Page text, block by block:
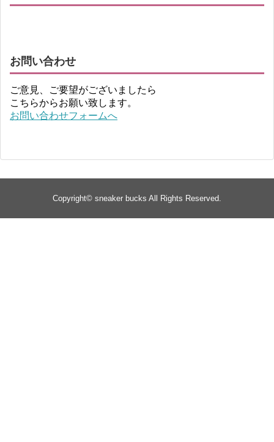
お問い合わせ
ご意見、ご要望がございましたら
こちらからお願い致します。
お問い合わせフォームへ
Copyright© sneaker bucks All Rights Reserved.